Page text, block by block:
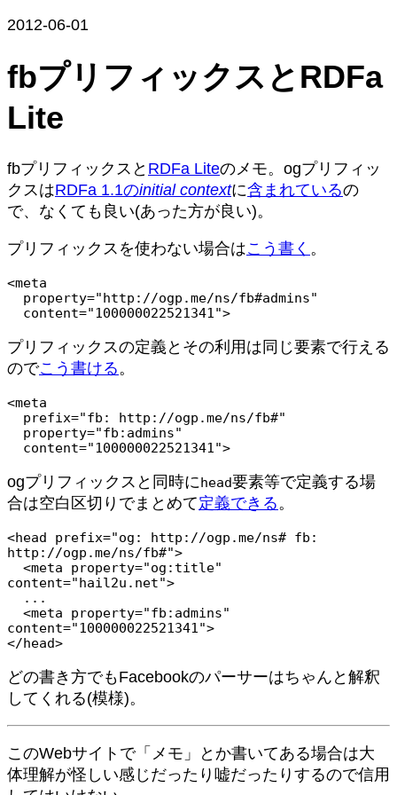
2012-06-01
fbプリフィックスとRDFa
Lite
fbプリフィックスと RDFa Liteのメモ。ogプリフィッ
クスはRDFa 1.1のinitial contextに含まれているの
で、なくても良い(あった方が良い)。
プリフィックスを使わない場合はこう書く 。
<meta
  content="100000022521341">
プリフィックスの定義とその利用は同じ要素で行える
のでこう書ける。
<meta
  content="100000022521341">
ogプリフィックスと同時にhead要素等で定義する場
合は空白区切りでまとめて定義できる。
<head prefix="og: http://ogp.me/ns# fb:
http://ogp.me/ns/fb#">
content="hail2u.net">
content="100000022521341">
</head>
どの書き方でもFacebookのパーサーはちゃんと解釈
してくれる(模様)。
このWebサイトで「メモ」とか書いてある場合は大
体理解が怪しい感じだったり嘘だったりするので信用